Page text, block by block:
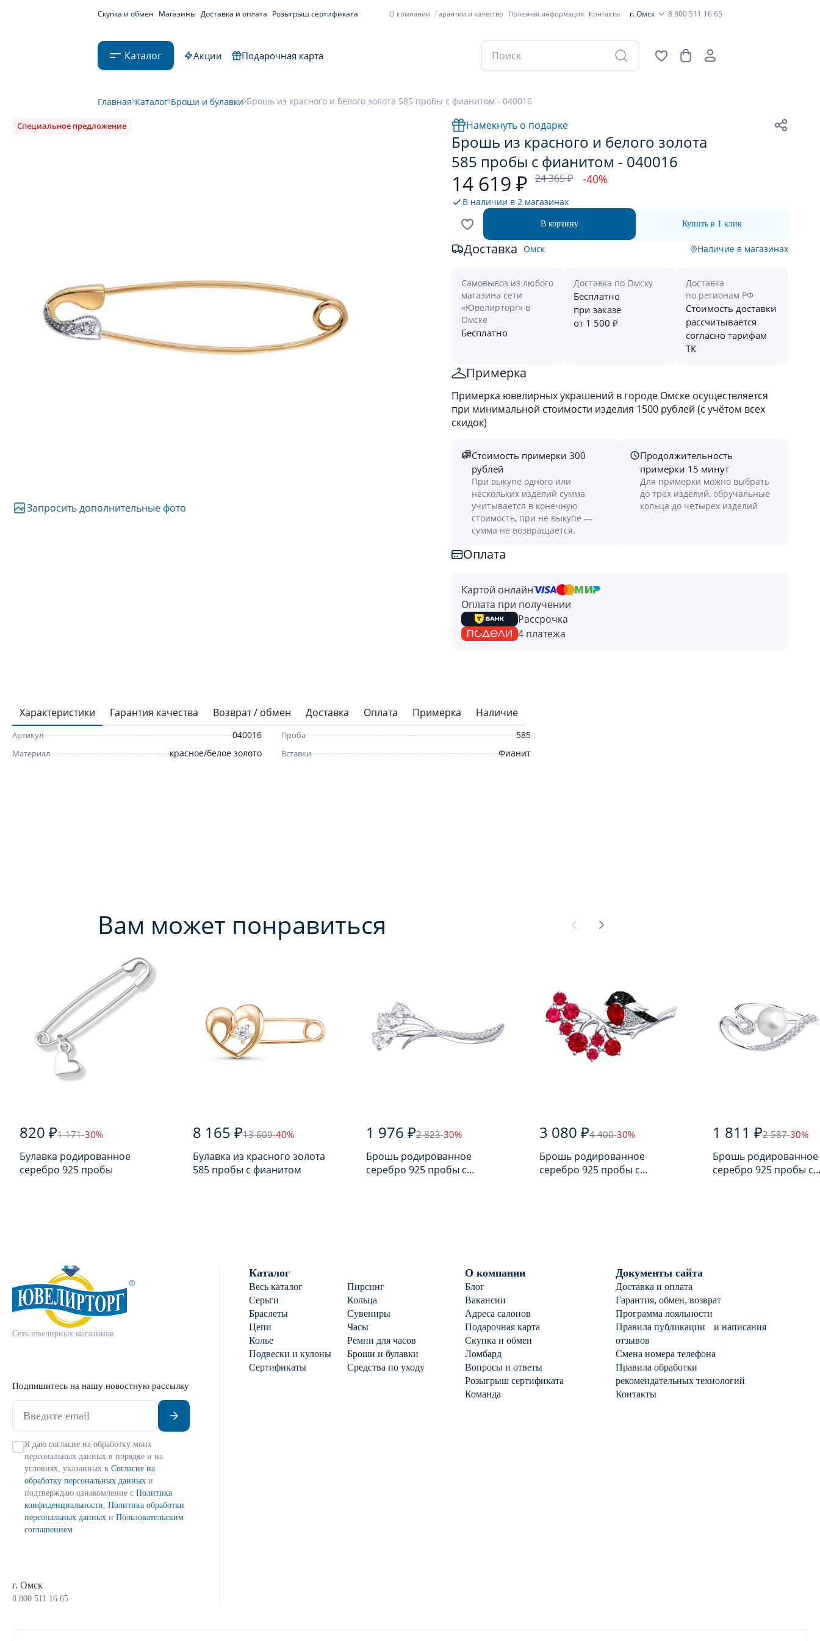
Скупка и обмен Магазины Доставка и оплата Розыгрыш сертификата О компании Гарантии и качество Полезная информация Контакты г. Омск 8 800 511 16 65
Каталог Акции Подарочная карта
Главная Каталог Броши и булавки Брошь из красного и белого золота 585 пробы с фианитом - 040016
Специальное предложение
Запросить дополнительные фото
Намекнуть о подарке
Брошь из красного и белого золота
585 пробы с фианитом - 040016
14 619 ₽ 24 365 ₽ -40%
В наличии в 2 магазинах
В корзину Купить в 1 клик
Доставка Омск Наличие в магазинах
Самовывоз из любого
магазина сети
«Ювелирторг» в
Омске
Бесплатно
Доставка по Омску
Бесплатно
при заказе
от 1 500 ₽
Доставка
по регионам РФ
Стоимость доставки
рассчитывается
согласно тарифам
ТК
Примерка
Примерка ювелирных украшений в городе Омске осуществляется
при минимальной стоимости изделия 1500 рублей (с учётом всех
скидок)
Стоимость примерки 300
рублей
При выкупе одного или
нескольких изделий сумма
учитывается в конечную
стоимость, при не выкупе —
сумма не возвращается.
Продолжительность
примерки 15 минут
Для примерки можно выбрать
до трех изделий, обручальные
кольца до четырех изделий
Оплата
Картой онлайн
Оплата при получении
Рассрочка
4 платежа
Характеристики Гарантия качества Возврат / обмен Доставка Оплата Примерка Наличие
Артикул 040016
Материал красное/белое золото
Проба 585
Вставки Фианит
Вам может понравиться
820 ₽1 171-30%
Булавка родированное
серебро 925 пробы
8 165 ₽13 609-40%
Булавка из красного золота
585 пробы с фианитом
1 976 ₽2 823-30%
Брошь родированное
серебро 925 пробы с
3 080 ₽4 400-30%
Брошь родированное
серебро 925 пробы с
1 811 ₽2 587-30%
Брошь родированное
серебро 925 пробы с
Сеть ювелирных магазинов
Подпишитесь на нашу новостную рассылку
Я даю согласие на обработку моих
персональных данных в порядке и на
условиях, указанных в Согласие на
обработку персональных данных и
подтверждаю ознакомление с Политика
конфиденциальности, Политика обработки
персональных данных и Пользовательским
соглашением
г. Омск
8 800 511 16 65
Каталог
Весь каталог
Пирсинг
Серьги
Кольца
Браслеты
Сувениры
Цепи
Часы
Колье
Ремни для часов
Подвески и кулоны
Броши и булавки
Сертификаты
Средства по уходу
О компании
Блог
Вакансии
Адреса салонов
Подарочная карта
Скупка и обмен
Ломбард
Вопросы и ответы
Розыгрыш сертификата
Команда
Документы сайта
Доставка и оплата
Гарантия, обмен, возврат
Программа лояльности
Правила публикации и написания
отзывов
Смена номера телефона
Правила обработки
рекомендательных технологий
Контакты